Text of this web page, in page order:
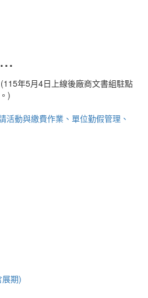
(115年5月4日上線後廠商文書組駐點
)
動與繳費作業、單位勤假管理、
期)